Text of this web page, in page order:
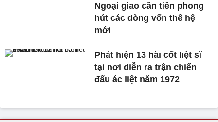
Ngoại giao cần tiên phong
hút các dòng vốn thế hệ
mới
Phát hiện 13 hài cốt liệt sĩ
tại nơi diễn ra trận chiến
đấu ác liệt năm 1972